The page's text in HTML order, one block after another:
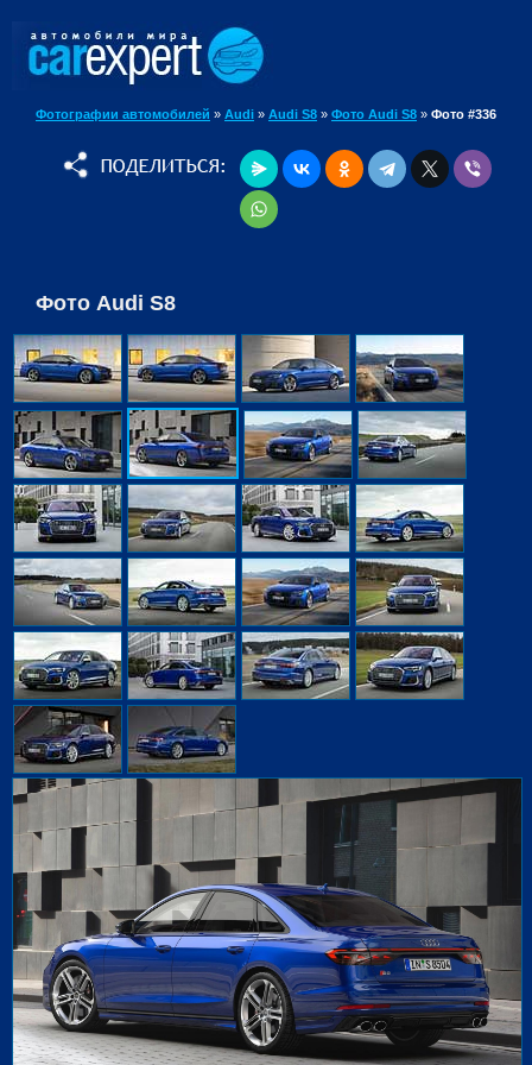
Фотографии автомобилей » Audi » Audi S8 » Фото Audi S8 » Фото #336
Фото Audi S8